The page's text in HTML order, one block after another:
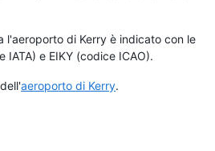
l'aeroporto di Kerry è indicato con le
IATA) e EIKY (codice ICAO).
aeroporto di Kerry.